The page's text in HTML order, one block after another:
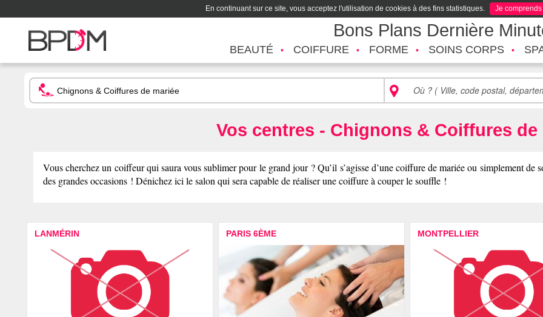
En continuant sur ce site, vous acceptez l'utilisation de cookies à des fins statistiques. Je comprends
Bons Plans Dernière
BEAUTÉ COIFFURE FORME SOINS CORPS
Vos centres - Chignons & Coiffures de
Vous cherchez un coiffeur qui saura vous sublimer pour le grand jour ? Qu’il s’agisse d’une coiffure de mariée ou simplement de
des grandes occasions ! Dénichez ici le salon qui sera capable de réaliser une coiffure à couper le souffle !
LANMÉRIN PARIS 6ÈME MONTPELLIER